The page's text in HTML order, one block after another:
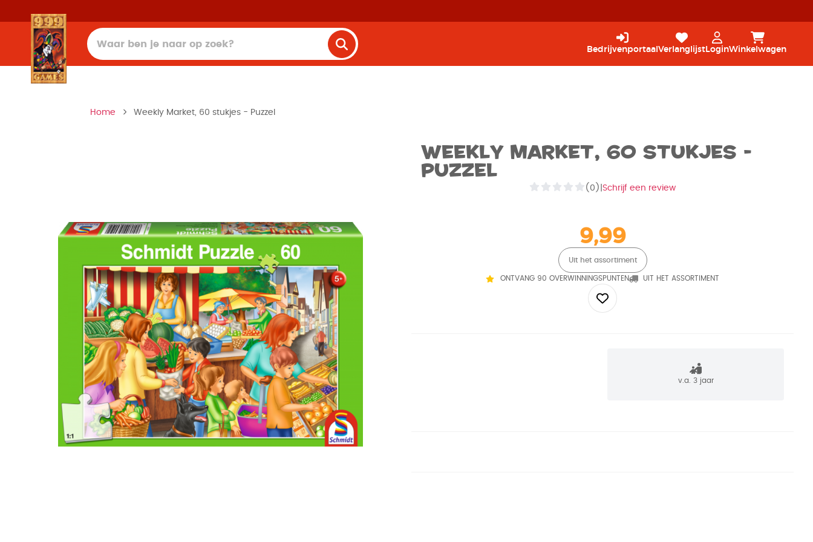
Bedrijvenportaal Verlanglijst LoginWinkelwagen
Home Weekly Market, 60 stukjes - Puzzel
Weekly Market, 60 stukjes -
Puzzel
(0) Schrijf een review
9,99
Uit het assortiment
ONTVANG 90 OVERWINNINGSPUNTEN UIT HET ASSORTIMENT
v.a. 3 jaar